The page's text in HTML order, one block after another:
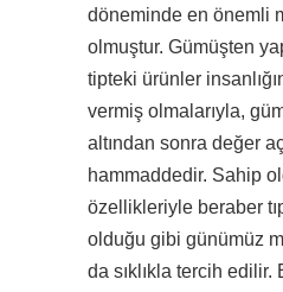
döneminde en önemli
olmuştur. Gümüşten
tipteki ürünler
vermiş olmalarıyla,
altından sonra değer
hammaddedir. Sahip
özellikleriyle beraber
olduğu gibi günümüz
da sıklıkla tercih